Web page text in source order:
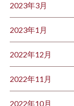
2023年3月
2023年1月
2022年12月
2022年11月
2022年10月